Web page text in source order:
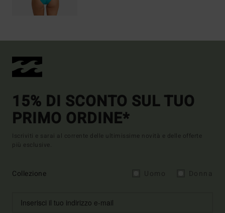
15% DI SCONTO SUL TUO
PRIMO ORDINE*
Iscriviti e sarai al corrente delle ultimissime novità e delle offerte
più esclusive.
Collezione